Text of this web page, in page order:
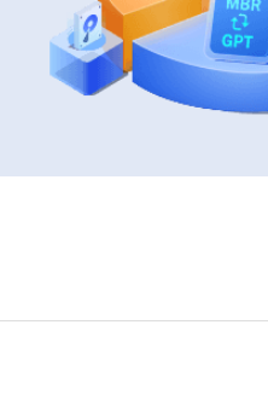
Deploy Manager
Despliegue inteligente